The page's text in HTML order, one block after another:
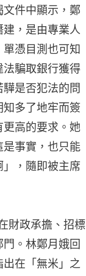
件中顯示，鄭
，是由專業人
憑目測也可知
騙取銀行獲得
是否犯法的問
多了地牢而簽
高的要求。她
事實，也只能
，隨即被主席
財政承擔、招標
。林鄭月娥回
在「無米」之